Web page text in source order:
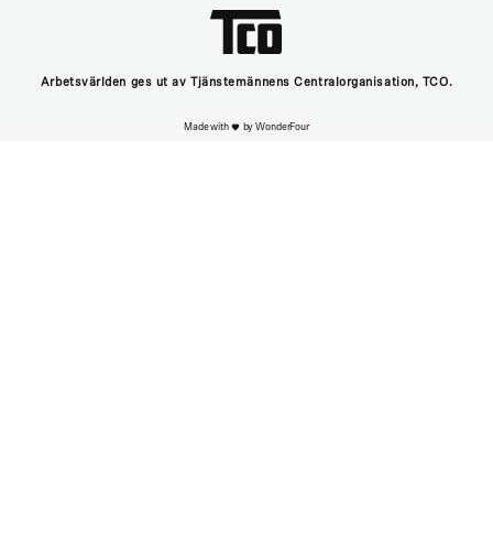
Arbetsvärlden ges ut av Tjänstemännens Centralorganisation, TCO.
Made with by WonderFour